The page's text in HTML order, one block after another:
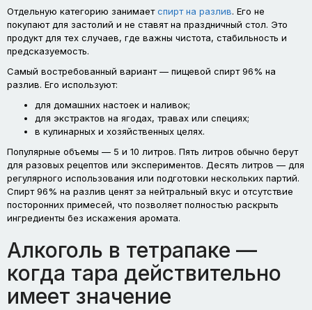
Отдельную категорию занимаетспирт на разлив. Его не
покупают для застолий и не ставят на праздничный стол. Это
продукт для тех случаев, где важны чистота, стабильность и
предсказуемость.
Самый востребованный вариант — пищевой спирт 96% на
разлив. Его используют:
для домашних настоек и наливок;
для экстрактов на ягодах, травах или специях;
в кулинарных и хозяйственных целях.
Популярные объемы — 5 и 10 литров. Пять литров обычно берут
для разовых рецептов или экспериментов. Десять литров — для
регулярного использования или подготовки нескольких партий.
Спирт 96% на разлив ценят за нейтральный вкус и отсутствие
посторонних примесей, что позволяет полностью раскрыть
ингредиенты без искажения аромата.
Алкоголь в тетрапаке —
когда тара действительно
имеет значение